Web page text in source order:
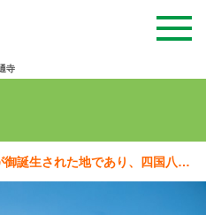
寺
総本山善通寺は、弘法大師空海が御誕生された地であり、四国八十八ヶ所霊場の75番札所でもあります。また…